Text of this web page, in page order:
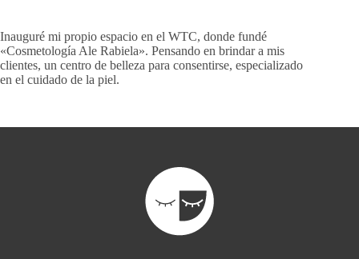
Inauguré mi propio espacio en el WTC, donde fundé
«Cosmetología Ale Rabiela». Pensando en brindar a mis
clientes, un centro de belleza para consentirse, especializado
en el cuidado de la piel.